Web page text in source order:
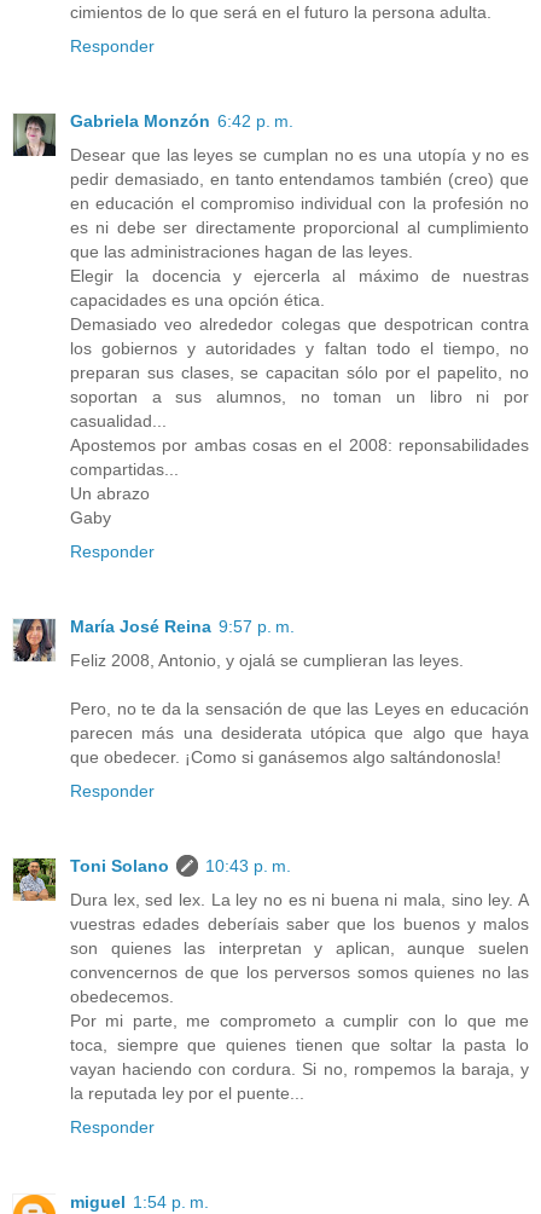
cimientos de lo que será en el futuro la persona adulta.
Responder
Gabriela Monzón 6:42 p. m.
Desear que las leyes se cumplan no es una utopía y no es
pedir demasiado, en tanto entendamos también (creo) que
en educación el compromiso individual con la profesión no
es ni debe ser directamente proporcional al cumplimiento
que las administraciones hagan de las leyes.
Elegir la docencia y ejercerla al máximo de nuestras
capacidades es una opción ética.
Demasiado veo alrededor colegas que despotrican contra
los gobiernos y autoridades y faltan todo el tiempo, no
preparan sus clases, se capacitan sólo por el papelito, no
soportan a sus alumnos, no toman un libro ni por
casualidad...
Apostemos por ambas cosas en el 2008: reponsabilidades
compartidas...
Un abrazo
Gaby
Responder
María José Reina 9:57 p. m.
Feliz 2008, Antonio, y ojalá se cumplieran las leyes.
Pero, no te da la sensación de que las Leyes en educación
parecen más una desiderata utópica que algo que haya
que obedecer. ¡Como si ganásemos algo saltándonosla!
Responder
Toni Solano
10:43 p. m.
Dura lex, sed lex. La ley no es ni buena ni mala, sino ley. A
vuestras edades deberíais saber que los buenos y malos
son quienes las interpretan y aplican, aunque suelen
convencernos de que los perversos somos quienes no las
obedecemos.
Por mi parte, me comprometo a cumplir con lo que me
toca, siempre que quienes tienen que soltar la pasta lo
vayan haciendo con cordura. Si no, rompemos la baraja, y
la reputada ley por el puente...
Responder
miguel 1:54 p. m.